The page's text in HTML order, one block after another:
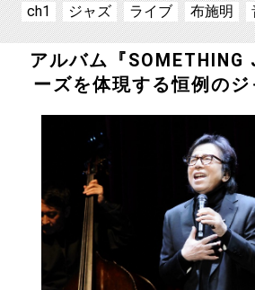
ch1 ジャズ ライブ 布施明
アルバム『SOMETHING
ーズを体現する恒例の